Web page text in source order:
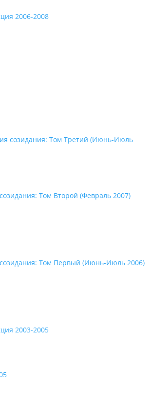
2006-2008
созидания: Том Третий (Июнь-Июль
Том Второй (Февраль 2007)
Том Первый (Июнь-Июль 2006)
2003-2005